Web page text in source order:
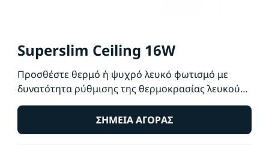
Superslim Ceiling 16W
Προσθέστε θερμό ή ψυχρό λευκό φωτισμό με
δυνατότητα ρύθμισης της θερμοκρασίας λευκού
στους χώρους που ζείτε, με το έξυπνο φωτιστικό
οροφής WiZ Super Slim. Χρησιμοποιήστε το για
έλεγχο μέσω της εφαρμογής WiZ ή φωνητικό
ΣΗΜΕΊΑ ΑΓΟΡΆΣ